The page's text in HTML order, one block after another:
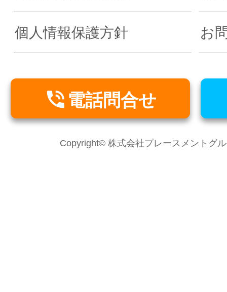
個人情報保護方針 お
 電話問合せ
Copyright© 株式会社プレースメントグ